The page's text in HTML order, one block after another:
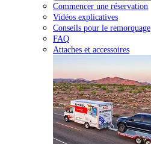
Commencer une réservation
Vidéos explicatives
Conseils pour le remorquage
FAQ
Attaches et accessoires